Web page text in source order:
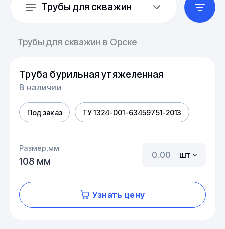
Трубы для скважин
Трубы для скважин в Орске
Труба бурильная утяжеленная
В наличии
Под заказ ТУ 1324-001-63459751-2013
Размер,мм
108 мм
шт
Узнать цену